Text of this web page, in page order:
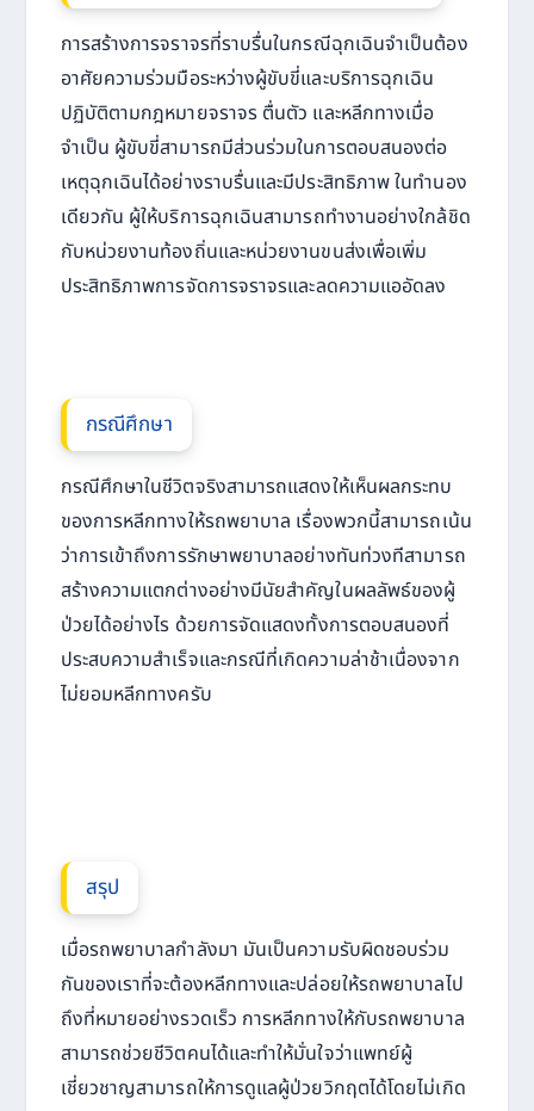
การสร้างการจราจรที่ราบรื่นในกรณีฉุกเฉินจำเป็นต้อง
อาศัยความร่วมมือระหว่างผู้ขับขี่และบริการฉุกเฉิน
ปฏิบัติตามกฎหมายจราจร ตื่นตัว และหลีกทางเมื่อ
จำเป็น ผู้ขับขี่สามารถมีส่วนร่วมในการตอบสนองต่อ
เหตุฉุกเฉินได้อย่างราบรื่นและมีประสิทธิภาพ ในทำนอง
เดียวกัน ผู้ให้บริการฉุกเฉินสามารถทำงานอย่างใกล้ชิด
กับหน่วยงานท้องถิ่นและหน่วยงานขนส่งเพื่อเพิ่ม
ประสิทธิภาพการจัดการจราจรและลดความแออัดลง
กรณีศึกษา
กรณีศึกษาในชีวิตจริงสามารถแสดงให้เห็นผลกระทบ
ของการหลีกทางให้รถพยาบาล เรื่องพวกนี้สามารถเน้น
ว่าการเข้าถึงการรักษาพยาบาลอย่างทันท่วงทีสามารถ
สร้างความแตกต่างอย่างมีนัยสำคัญในผลลัพธ์ของผู้
ป่วยได้อย่างไร ด้วยการจัดแสดงทั้งการตอบสนองที่
ประสบความสำเร็จและกรณีที่เกิดความล่าช้าเนื่องจาก
ไม่ยอมหลีกทางครับ
สรุป
เมื่อรถพยาบาลกำลังมา มันเป็นความรับผิดชอบร่วม
กันของเราที่จะต้องหลีกทางและปล่อยให้รถพยาบาลไป
ถึงที่หมายอย่างรวดเร็ว การหลีกทางให้กับรถพยาบาล
สามารถช่วยชีวิตคนได้และทำให้มั่นใจว่าแพทย์ผู้
เชี่ยวชาญสามารถให้การดูแลผู้ป่วยวิกฤตได้โดยไม่เกิด